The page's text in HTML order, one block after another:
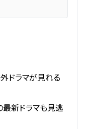
ドラマが見れる
最新ドラマも見逃